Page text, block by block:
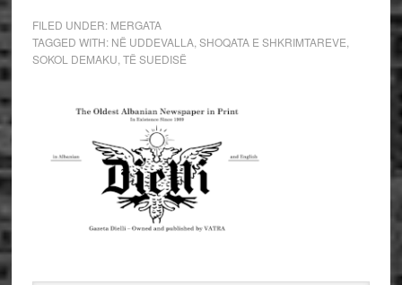
FILED UNDER: MERGATA
TAGGED WITH: NË UDDEVALLA, SHOQATA E SHKRIMTAREVE
SOKOL DEMAKU TË SUEDISË